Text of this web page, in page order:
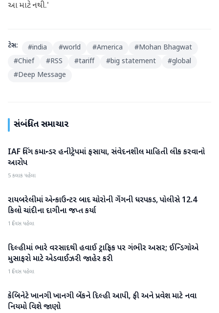
આ માટે નથી.'
ટેગ્સ: #india #world #America #Mohan Bhagwat
#Chief #RSS #tariff #big statement #global
#Deep Message
સંબંધિત સમાચાર
રાષ્ટ્રીય
IAF વિંગ કમાન્ડર હનીટ્રેપમાં ફસાયા, સંવેદનશીલ માહિતી લીક કરવાનો
આરોપ
5 કલાક પહેલા
રાષ્ટ્રીય
રાયબરેલીમાં એન્કાઉન્ટર બાદ ચોરોની ગેંગની ધરપકડ, પોલીસે 12.4
કિલો ચાંદીના દાગીના જપ્ત કર્યા
1 દિવસ પહેલા
રાષ્ટ્રીય
દિલ્હીમાં ભારે વરસાદથી હવાઈ ટ્રાફિક પર ગંભીર અસર; ઈન્ડિગોએ
મુસાફરો માટે એડવાઈઝરી જાહેર કરી
1 દિવસ પહેલા
રાષ્ટ્રીય
કેબિનેટે ખાનગી ખાનગી બેંકને દિલ્હી આપી, ફી અને પ્રવેશ માટે નવા
નિયમો વિશે જાણો